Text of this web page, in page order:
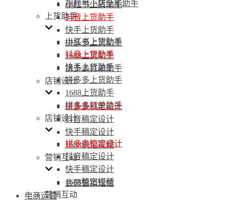
小红书上货助手
抖音上货助手
快手上货助手
拼多多上货助手
1688上货助手
拼多多打单助手
店铺设计
拼多多稿定设计
抖音稿定设计
快手稿定设计
1688稿定视频
营销互动
会员营销短信
电商运营
视频号小店全能助手
上货助手
小红书上货助手
抖音上货助手
快手上货助手
拼多多上货助手
1688上货助手
拼多多打单助手
店铺设计
拼多多稿定设计
抖音稿定设计
快手稿定设计
1688稿定视频
营销互动